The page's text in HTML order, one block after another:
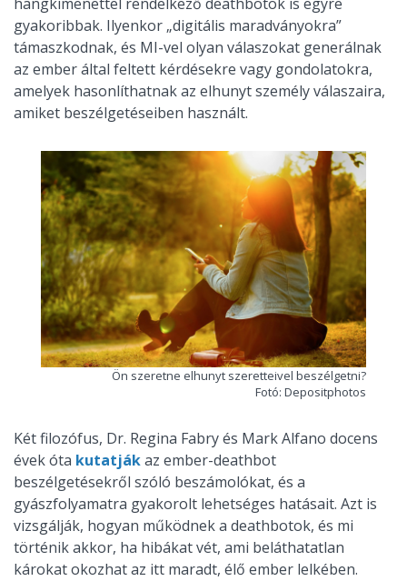
gyakoribbak. Ilyenkor „digitális maradványokra”
támaszkodnak, és MI-vel olyan válaszokat generálnak
az ember által feltett kérdésekre vagy gondolatokra,
amelyek hasonlíthatnak az elhunyt személy válaszaira,
amiket beszélgetéseiben használt.
Ön szeretne elhunyt szeretteivel beszélgetni?
Fotó: Depositphotos
Két filozófus, Dr. Regina Fabry és Mark Alfano docens
évek óta kutatjákaz ember-deathbot
beszélgetésekről szóló beszámolókat, és a
gyászfolyamatra gyakorolt lehetséges hatásait. Azt is
vizsgálják, hogyan működnek a deathbotok, és mi
történik akkor, ha hibákat vét, ami beláthatatlan
károkat okozhat az itt maradt, élő ember lelkében.